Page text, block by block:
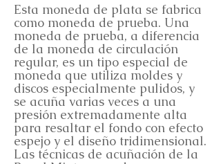
Esta moneda de plata se fabrica
como moneda de prueba. Una
moneda de prueba, a diferencia
de la moneda de circulación
regular, es un tipo especial de
moneda que utiliza moldes y
discos especialmente pulidos, y
se acuña varias veces a una
presión extremadamente alta
para resaltar el fondo con efecto
espejo y el diseño tridimensional.
Las técnicas de acuñación de la